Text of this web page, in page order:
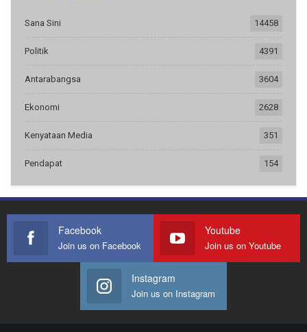
Sana Sini 14458
Politik 4391
Antarabangsa 3604
Ekonomi 2628
Kenyataan Media 351
Pendapat 154
Facebook
Join us on Facebook
Youtube
Join us on Youtube
Instagram
Join us on Instagram